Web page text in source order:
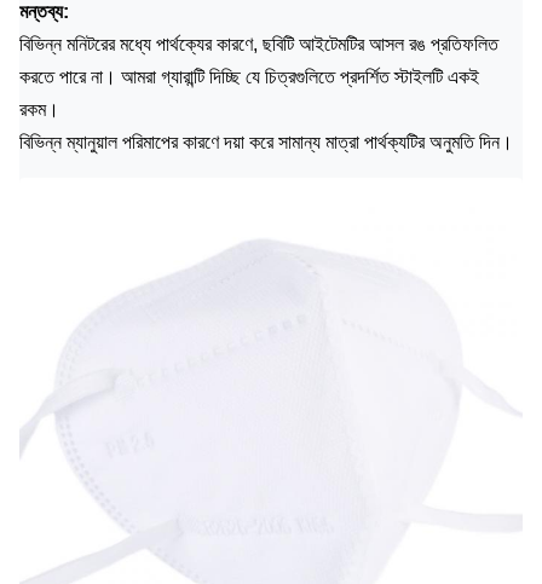
মন্তব্য:
বিভিন্ন মনিটরের মধ্যে পার্থক্যের কারণে, ছবিটি আইটেমটির আসল রঙ প্রতিফলিত
করতে পারে না। আমরা গ্যারান্টি দিচ্ছি যে চিত্রগুলিতে প্রদর্শিত স্টাইলটি একই
রকম।
বিভিন্ন ম্যানুয়াল পরিমাপের কারণে দয়া করে সামান্য মাত্রা পার্থক্যটির অনুমতি দিন।